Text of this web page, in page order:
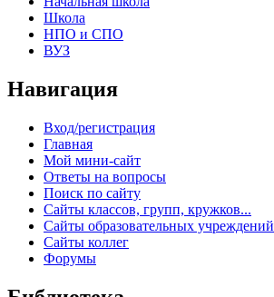
Школа
НПО и СПО
ВУЗ
Навигация
Вход/регистрация
Главная
Мой мини-сайт
Ответы на вопросы
Поиск по сайту
Сайты классов, групп, кружков...
Сайты образовательных учреждений
Сайты коллег
Форумы